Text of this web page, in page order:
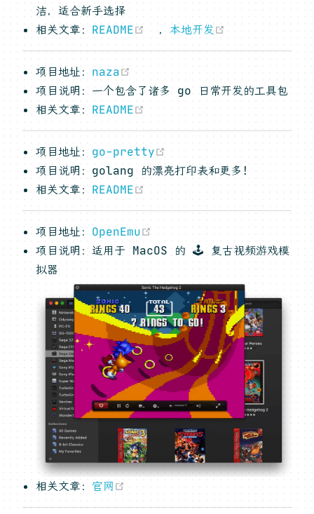
洁，适合新手选择
相关文章： README (opens new window)
，本地开发
项目地址： naza
项目说明：一个包含了诸多 go 日常开发的工具包
相关文章： README
项目地址： go-pretty
项目说明：golang 的漂亮打印表和更多!
相关文章： README
项目地址： OpenEmu
项目说明：适用于 MacOS 的 🕹 复古视频游戏模
拟器
相关文章： 官网